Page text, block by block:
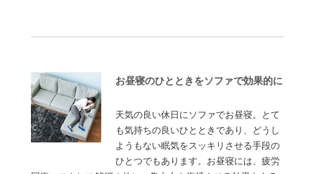
お昼寝のひとときをソファで効果的に
天気の良い休日にソファでお昼寝。とて
も気持ちの良いひとときであり、どうし
ようもない眠気をスッキリさせる手段の
ひとつでもあります。お昼寝には、疲労